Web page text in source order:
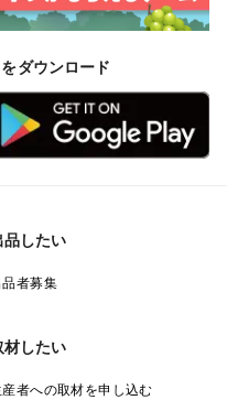
ダウンロード
品したい
品者募集
材したい
産者への取材を申し込む